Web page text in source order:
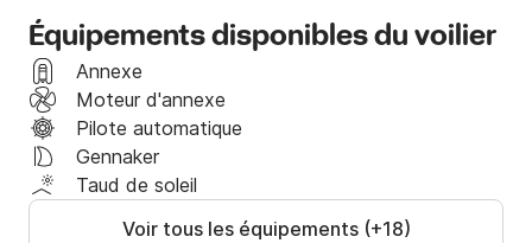
Šibenik ou Vis.
Si vous avez des questions sur les prix, le bateau ou
la voile dans cette région, n'hésitez pas à me
demander dans la boîte de réception de Click&Boat.
Équipements disponibles du voilier
Annexe
Moteur d'annexe
Pilote automatique
Gennaker
Taud de soleil
Voir tous les équipements (+18)